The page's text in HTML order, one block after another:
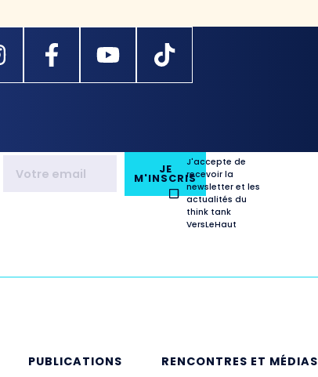
JE
M'INSCRIS
J'accepte de
recevoir la
newsletter et les
actualités du
think tank
VersLeHaut
PUBLICATIONS RENCONTRES ET MÉDIAS